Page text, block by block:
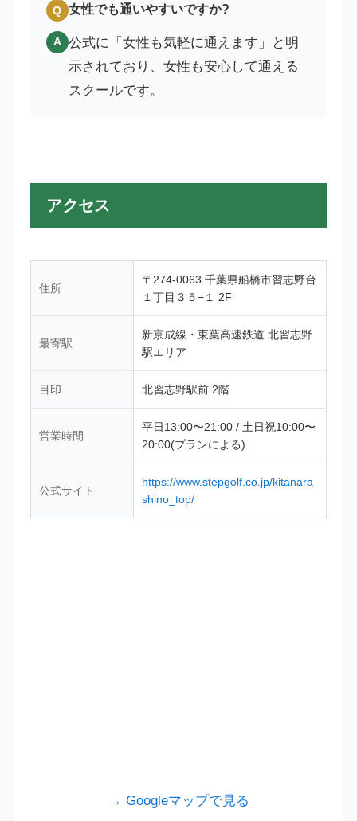
Q 女性でも通いやすいですか?
A 公式に「女性も気軽に通えます」と明
示されており、女性も安心して通える
スクールです。
アクセス
住所
〒274-0063 千葉県船橋市習志野台
１丁目３５−１ 2F
最寄駅
新京成線・東葉高速鉄道 北習志野
駅エリア
目印 北習志野駅前 2階
営業時間
平日13:00〜21:00 / 土日祝10:00〜
20:00(プランによる)
公式サイト
https://www.stepgolf.co.jp/kitanara
shino_top/
→ Googleマップで見る